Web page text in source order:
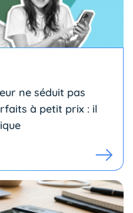
ne séduit pas
à petit prix : il